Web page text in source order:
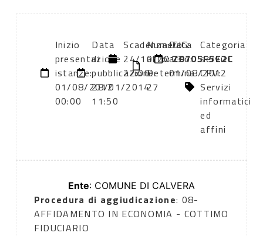
Inizio
presentazione
istanze:
01/08/2012
00:00
Data
di
pubblicazione:
28/01/2014
11:50
Scadenza:
24/10/2013
22:00
Numero
atto:
Determina
27
Data
atto:
01/08/2012
CIG:
Z9705F5E2C
Categoria
servizi
CPV:
Servizi
informatici
ed
affini
Ente: COMUNE DI CALVERA
Procedura di aggiudicazione: 08-
AFFIDAMENTO IN ECONOMIA - COTTIMO
FIDUCIARIO